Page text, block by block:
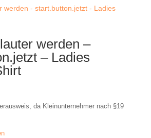
werden –
– Ladies
da Kleinunternehmer nach §19